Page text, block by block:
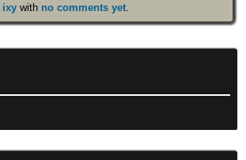
ixywith no comments yet.